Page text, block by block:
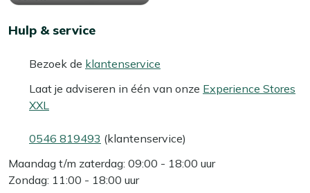
Hulp & service
Bezoek de klantenservice
Laat je adviseren in één van onze Experience Stores
XXL
0546 819493 (klantenservice)
Maandag t/m zaterdag: 09:00 - 18:00 uur
Zondag: 11:00 - 18:00 uur